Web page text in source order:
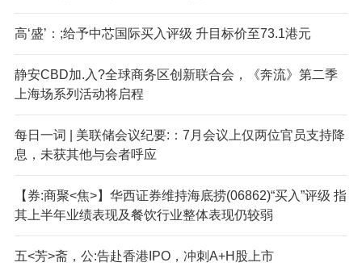
高‘盛’：;给予中芯国际买入评级 升目标价至73.1港元
静安CBD加.入?全球商务区创新联合会，《奔流》第二季
上海场系列活动将启程
每日一词 | 美联储会议纪要:：7月会议上仅两位官员支持降
息，未获其他与会者呼应
【券:商聚<焦>】华西证券维持海底捞(06862)“买入”评级 指
其上半年业绩表现及餐饮行业整体表现仍较弱
五<芳>斋，公:告赴香港IPO，冲刺A+H股上市